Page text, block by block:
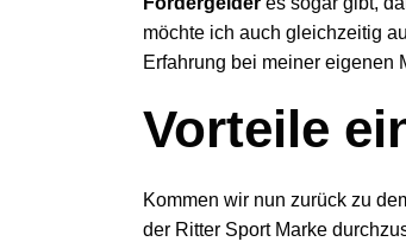
möchte ich auch gleichzeitig
Erfahrung bei meiner eigenen
Vorteile
Kommen wir nun zurück zu
der Ritter Sport Marke